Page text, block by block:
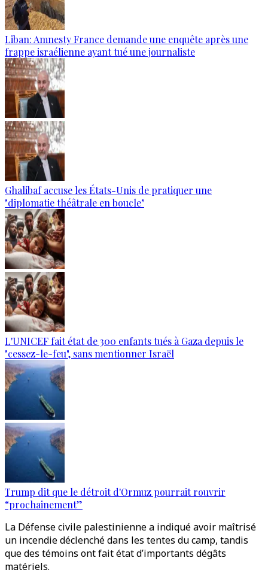
Liban: Amnesty France demande une enquête après une
frappe israélienne ayant tué une journaliste
Ghalibaf accuse les États-Unis de pratiquer une
"diplomatie théâtrale en boucle"
L'UNICEF fait état de 300 enfants tués à Gaza depuis le
"cessez-le-feu", sans mentionner Israël
Trump dit que le détroit d'Ormuz pourrait rouvrir
“prochainement”
La Défense civile palestinienne a indiqué avoir maîtrisé
un incendie déclenché dans les tentes du camp, tandis
que des témoins ont fait état d’importants dégâts
matériels.